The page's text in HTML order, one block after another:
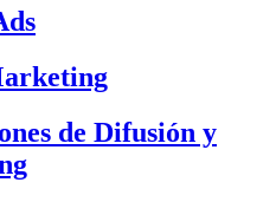
de Difusión y